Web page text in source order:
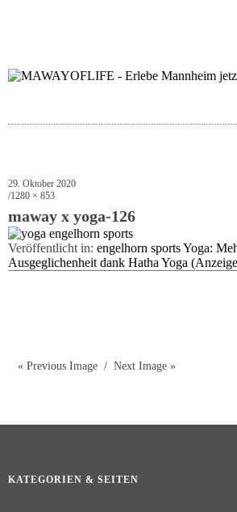
29. Oktober 2020
1280 × 853
maway x yoga-126
Veröffentlicht in: engelhorn sports Yoga:
Ausgeglichenheit dank Hatha Yoga
« Previous Image Next Image »
KATEGORIEN & SEITEN